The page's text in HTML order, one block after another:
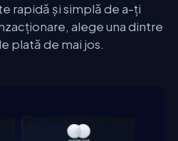
rapidă și simplă de a-ți
alege una dintre
plată de mai jos.